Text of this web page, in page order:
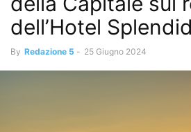
dell’Hotel
By Redazione 5 - 25 Giugno 2024